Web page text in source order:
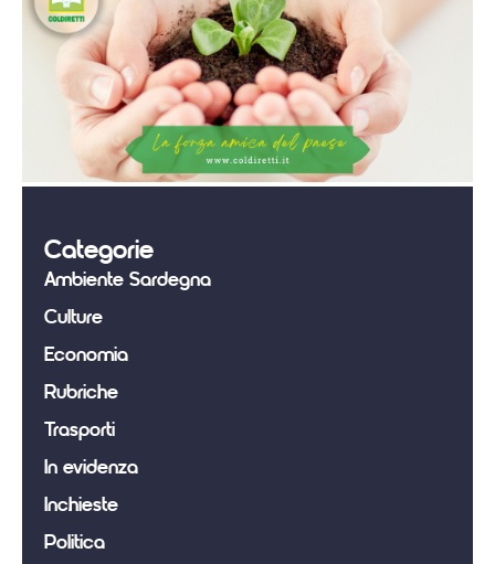
Categorie
Ambiente Sardegna
Culture
Economia
Rubriche
Trasporti
In evidenza
Inchieste
Politica